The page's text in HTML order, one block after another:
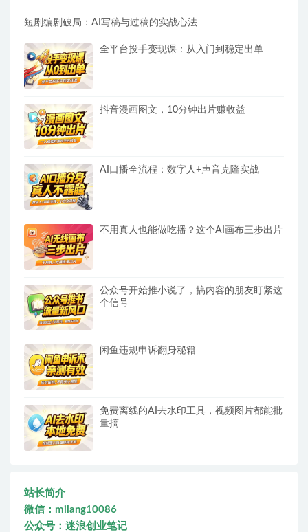
短剧编剧破局：AI写稿与过稿的实战心法
全平台投手变现课：从入门到稳定出单
抖音漫画图文，10分钟出片赚收益
AI口播全流程：数字人+声音克隆实战
不用真人也能做吃播？这个AI画布三步出片
公众号开始推小说了，搞内容的朋友盯紧这
个信号
闲鱼违规申诉翻身秘籍
免费离线的AI去水印工具，视频图片都能批
量搞
站长简介
微信：milang10086
公众号：迷浪创业笔记